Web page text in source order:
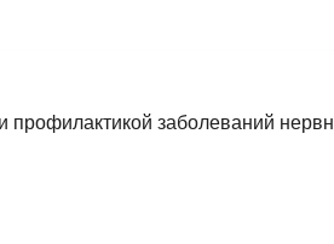
профилактикой заболеваний